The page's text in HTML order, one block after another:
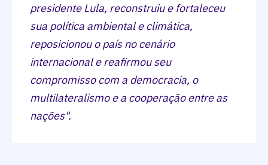
presidente Lula, reconstruiu e fortaleceu
sua política ambiental e climática,
reposicionou o país no cenário
internacional e reafirmou seu
compromisso com a democracia, o
multilateralismo e a cooperação entre as
nações".